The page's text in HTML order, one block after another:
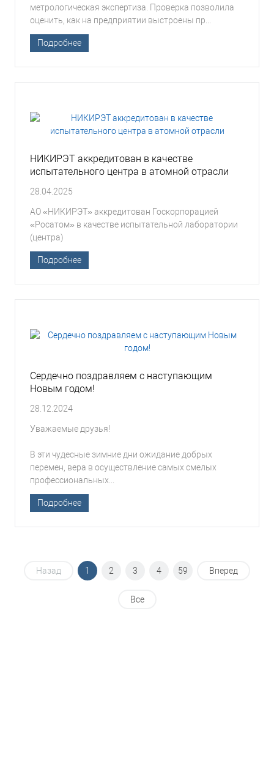
метрологическая экспертиза. Проверка позволила
оценить, как на предприятии выстроены пр...
Подробнее
НИКИРЭТ аккредитован в качестве
испытательного центра в атомной отрасли
28.04.2025
АО «НИКИРЭТ» аккредитован Госкорпорацией
«Росатом» в качестве испытательной лаборатории
(центра)
Подробнее
Сердечно поздравляем с наступающим
Новым годом!
28.12.2024
Уважаемые друзья!
В эти чудесные зимние дни ожидание добрых
перемен, вера в осуществление самых смелых
профессиональных...
Подробнее
Назад 1 2 3 4 59 Вперед
Все